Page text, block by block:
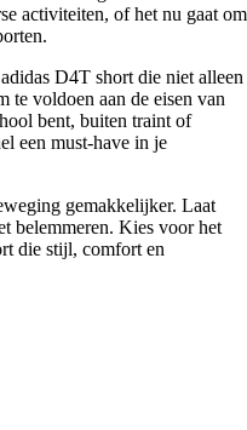
activiteiten, of het nu gaat om
D4T short die niet alleen
te voldoen aan de eisen van
bent, buiten traint of
een must-have in je
gemakkelijker. Laat
belemmeren. Kies voor het
die stijl, comfort en